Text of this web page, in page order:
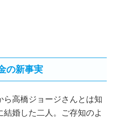
の新事実
ら高橋ジョージさんとは知
結婚した二人。ご存知のよ